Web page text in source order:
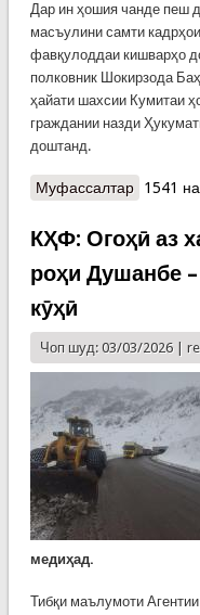
Дар ин ҳошия чанде пеш
масъулини самти
фавқулоддаи кишварҳо
полковник Шокирзода
ҳайати шахсии Кумитаи
граждании назди
доштанд.
Муфассалтаро КҲФ:
1541
КҲФ: Огоҳӣ аз
роҳи Душанбе
кӯҳӣ
Чоп шуд: 03/03/2026 |
медиҳад.
Тибқи маълумоти